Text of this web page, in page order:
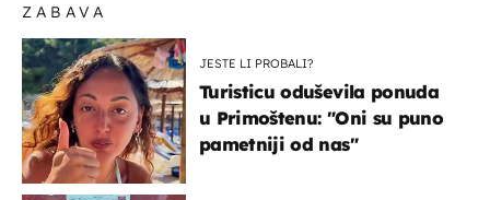
ZABAVA
JESTE LI PROBALI?
Turisticu oduševila ponuda
u Primoštenu: "Oni su puno
pametniji od nas"